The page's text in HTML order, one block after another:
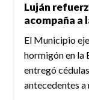
Luján
acompaña a
El Municipio
hormigón en la
entregó
antecedentes a